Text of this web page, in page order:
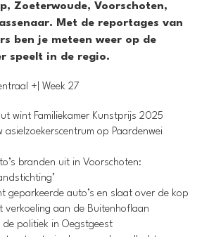
Zoeterwoude, Voorschoten,
Met de reportages van
ben je meteen weer op de
speelt in de regio.
+| Week 27
wint Familiekamer Kunstprijs 2025
asielzoekerscentrum op Paardenwei
branden uit in Voorschoten:
geparkeerde auto’s en slaat over de kop
verkoeling aan de Buitenhoflaan
de politiek in Oegstgeest